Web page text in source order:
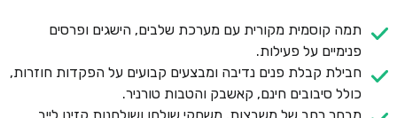
תמה קוסמית מקורית עם מערכת שלבים, הישגים ופרסים
פנימיים על פעילות.
חבילת קבלת פנים נדיבה ומבצעים קבועים על הפקדות חוזרות,
כולל סיבובים חינם, קאשבק והטבות טורניר.